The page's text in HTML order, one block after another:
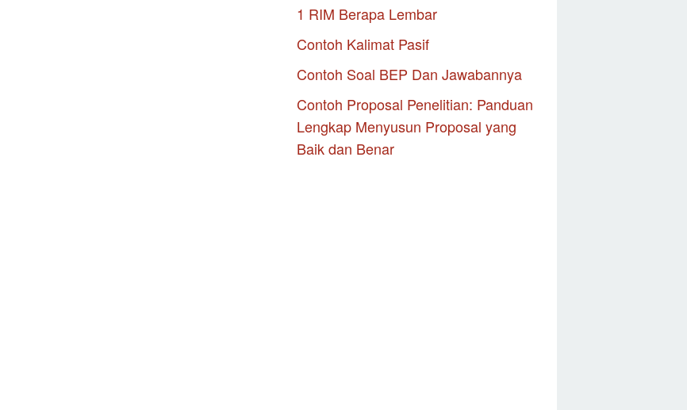
1 RIM Berapa Lembar
Contoh Kalimat Pasif
Contoh Soal BEP Dan Jawabannya
Contoh Proposal Penelitian: Panduan
Lengkap Menyusun Proposal yang
Baik dan Benar